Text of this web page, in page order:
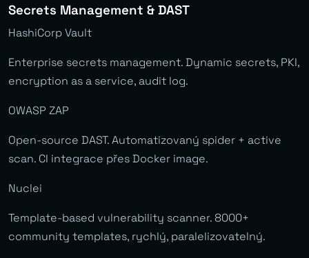
Secrets Management & DAST
HashiCorp Vault
Enterprise secrets management. Dynamic secrets, PKI,
encryption as a service, audit log.
OWASP ZAP
Open-source DAST. Automatizovaný spider + active
scan. CI integrace přes Docker image.
Nuclei
Template-based vulnerability scanner. 8000+
community templates, rychlý, paralelizovatelný.